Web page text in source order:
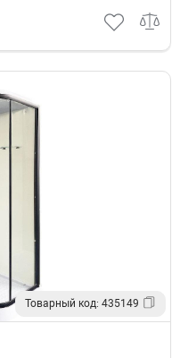
Товарный код: 435149